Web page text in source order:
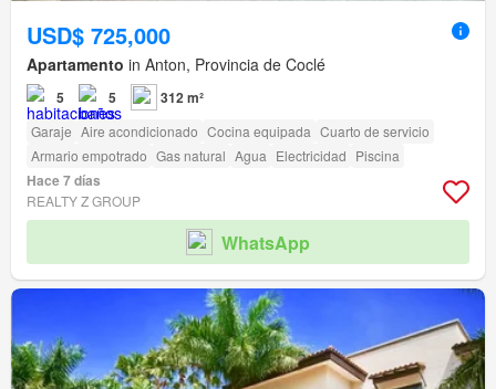
USD$ 725,000
Apartamento in Anton, Provincia de Coclé
5 5 312 m²
Garaje Aire acondicionado Cocina equipada Cuarto de servicio
Armario empotrado Gas natural Agua Electricidad Piscina
Hace 7 días
REALTY Z GROUP
WhatsApp